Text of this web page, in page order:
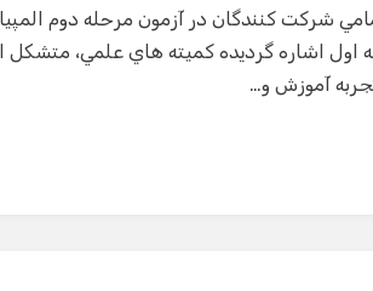
شركت كنندگان در آزمون مرحله دوم
اول اشاره گرديده كميته هاي علمي، متشكل
آموزش و…